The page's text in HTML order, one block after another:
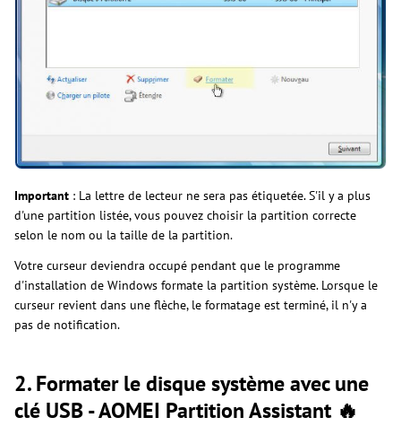
Important : La lettre de lecteur ne sera pas étiquetée. S'il y a plus
d'une partition listée, vous pouvez choisir la partition correcte
selon le nom ou la taille de la partition.
Votre curseur deviendra occupé pendant que le programme
d'installation de Windows formate la partition système. Lorsque le
curseur revient dans une flèche, le formatage est terminé, il n'y a
pas de notification.
2. Formater le disque système avec une
clé USB - AOMEI Partition Assistant 🔥